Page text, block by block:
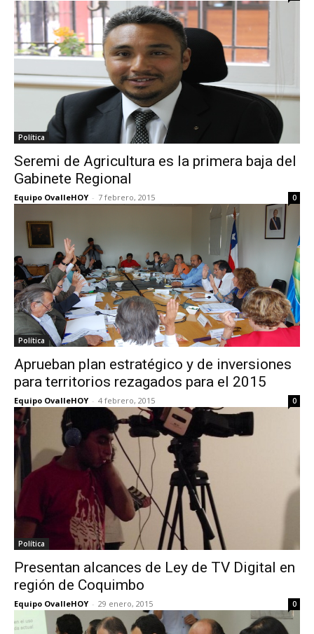
Política
Seremi de Agricultura es la primera baja del
Gabinete Regional
Equipo OvalleHOY - 7 febrero, 2015 0
Política
Aprueban plan estratégico y de inversiones
para territorios rezagados para el 2015
Equipo OvalleHOY - 4 febrero, 2015 0
Política
Presentan alcances de Ley de TV Digital en
región de Coquimbo
Equipo OvalleHOY - 29 enero, 2015 0